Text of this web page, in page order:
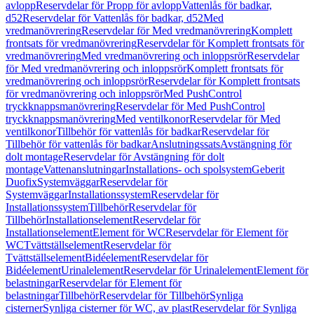
avloppReservdelar för Propp för avloppVattenlås för badkar,
d52Reservdelar för Vattenlås för badkar, d52Med
vredmanövreringReservdelar för Med vredmanövreringKomplett
frontsats för vredmanövreringReservdelar för Komplett frontsats för
vredmanövreringMed vredmanövrering och inloppsrörReservdelar
för Med vredmanövrering och inloppsrörKomplett frontsats för
vredmanövrering och inloppsrörReservdelar för Komplett frontsats
för vredmanövrering och inloppsrörMed PushControl
tryckknappsmanövreringReservdelar för Med PushControl
tryckknappsmanövreringMed ventilkonorReservdelar för Med
ventilkonorTillbehör för vattenlås för badkarReservdelar för
Tillbehör för vattenlås för badkarAnslutningssatsAvstängning för
dolt montageReservdelar för Avstängning för dolt
montageVattenanslutningarInstallations- och spolsystemGeberit
DuofixSystemväggarReservdelar för
SystemväggarInstallationssystemReservdelar för
InstallationssystemTillbehörReservdelar för
TillbehörInstallationselementReservdelar för
InstallationselementElement för WCReservdelar för Element för
WCTvättställselementReservdelar för
TvättställselementBidéelementReservdelar för
BidéelementUrinalelementReservdelar för UrinalelementElement för
belastningarReservdelar för Element för
belastningarTillbehörReservdelar för TillbehörSynliga
cisternerSynliga cisterner för WC, av plastReservdelar för Synliga